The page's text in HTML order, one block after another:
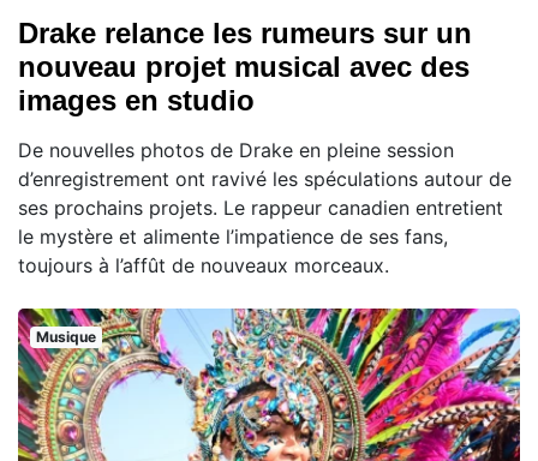
Drake relance les rumeurs sur un
nouveau projet musical avec des
images en studio
De nouvelles photos de Drake en pleine session
d’enregistrement ont ravivé les spéculations autour de
ses prochains projets. Le rappeur canadien entretient
le mystère et alimente l’impatience de ses fans,
toujours à l’affût de nouveaux morceaux.
Musique